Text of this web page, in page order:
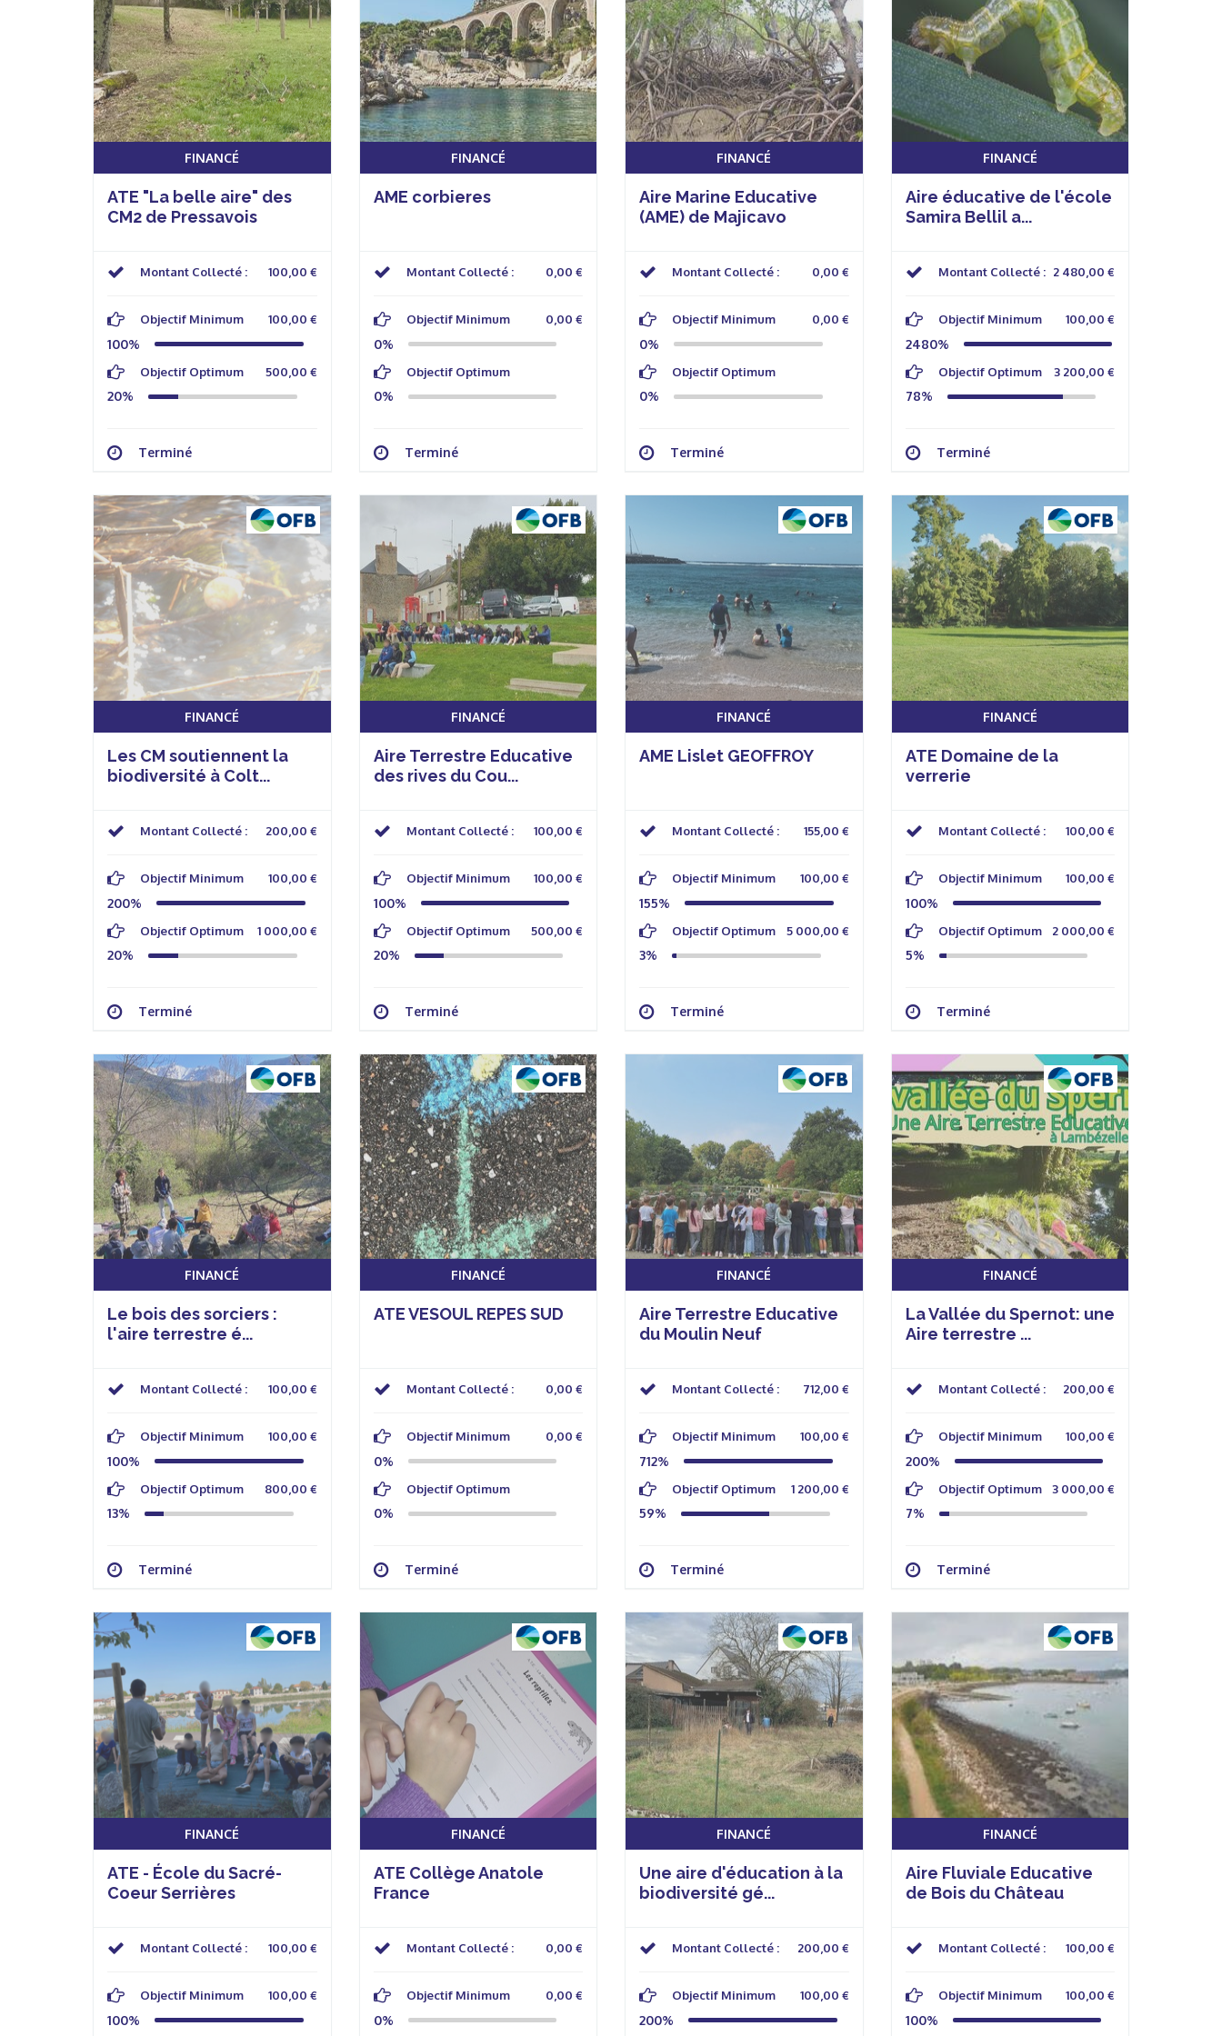
FINANCÉ
ATE "La belle aire" des
CM2 de Pressavois
Montant Collecté : 100,00 €
Objectif Minimum 100,00 €
100%
Objectif Optimum 500,00 €
20%
Terminé
FINANCÉ
AME corbieres
Montant Collecté : 0,00 €
Objectif Minimum 0,00 €
0%
Objectif Optimum
0%
Terminé
FINANCÉ
Aire Marine Educative
(AME) de Majicavo
Montant Collecté : 0,00 €
Objectif Minimum 0,00 €
0%
Objectif Optimum
0%
Terminé
FINANCÉ
Aire éducative de l'école
Samira Bellil a...
Montant Collecté : 2 480,00 €
Objectif Minimum 100,00 €
2480%
Objectif Optimum 3 200,00 €
78%
Terminé
FINANCÉ
Les CM soutiennent la
biodiversité à Colt...
Montant Collecté : 200,00 €
Objectif Minimum 100,00 €
200%
Objectif Optimum 1 000,00 €
20%
Terminé
FINANCÉ
Aire Terrestre Educative
des rives du Cou...
Montant Collecté : 100,00 €
Objectif Minimum 100,00 €
100%
Objectif Optimum 500,00 €
20%
Terminé
FINANCÉ
AME Lislet GEOFFROY
Montant Collecté : 155,00 €
Objectif Minimum 100,00 €
155%
Objectif Optimum 5 000,00 €
3%
Terminé
FINANCÉ
ATE Domaine de la
verrerie
Montant Collecté : 100,00 €
Objectif Minimum 100,00 €
100%
Objectif Optimum 2 000,00 €
5%
Terminé
FINANCÉ
Le bois des sorciers :
l'aire terrestre é...
Montant Collecté : 100,00 €
Objectif Minimum 100,00 €
100%
Objectif Optimum 800,00 €
13%
Terminé
FINANCÉ
ATE VESOUL REPES SUD
Montant Collecté : 0,00 €
Objectif Minimum 0,00 €
0%
Objectif Optimum
0%
Terminé
FINANCÉ
Aire Terrestre Educative
du Moulin Neuf
Montant Collecté : 712,00 €
Objectif Minimum 100,00 €
712%
Objectif Optimum 1 200,00 €
59%
Terminé
FINANCÉ
La Vallée du Spernot: une
Aire terrestre ...
Montant Collecté : 200,00 €
Objectif Minimum 100,00 €
200%
Objectif Optimum 3 000,00 €
7%
Terminé
FINANCÉ
ATE - École du Sacré-
Coeur Serrières
Montant Collecté : 100,00 €
Objectif Minimum 100,00 €
100%
FINANCÉ
ATE Collège Anatole
France
Montant Collecté : 0,00 €
Objectif Minimum 0,00 €
0%
FINANCÉ
Une aire d'éducation à la
biodiversité gé...
Montant Collecté : 200,00 €
Objectif Minimum 100,00 €
200%
FINANCÉ
Aire Fluviale Educative
de Bois du Château
Montant Collecté : 100,00 €
Objectif Minimum 100,00 €
100%